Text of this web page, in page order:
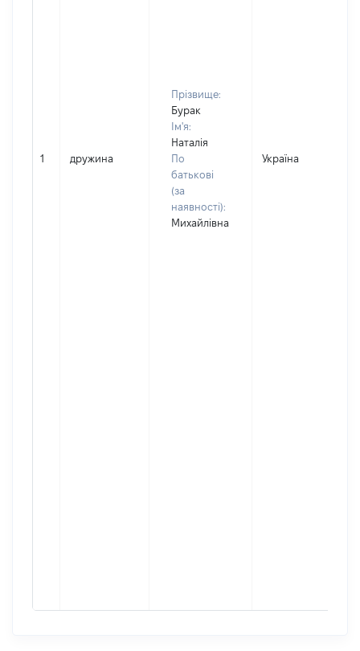
1 дружина
Прізвище:
Бурак
Ім'я:
Наталія
По
батькові
(за
наявності):
Михайлівна
Україна